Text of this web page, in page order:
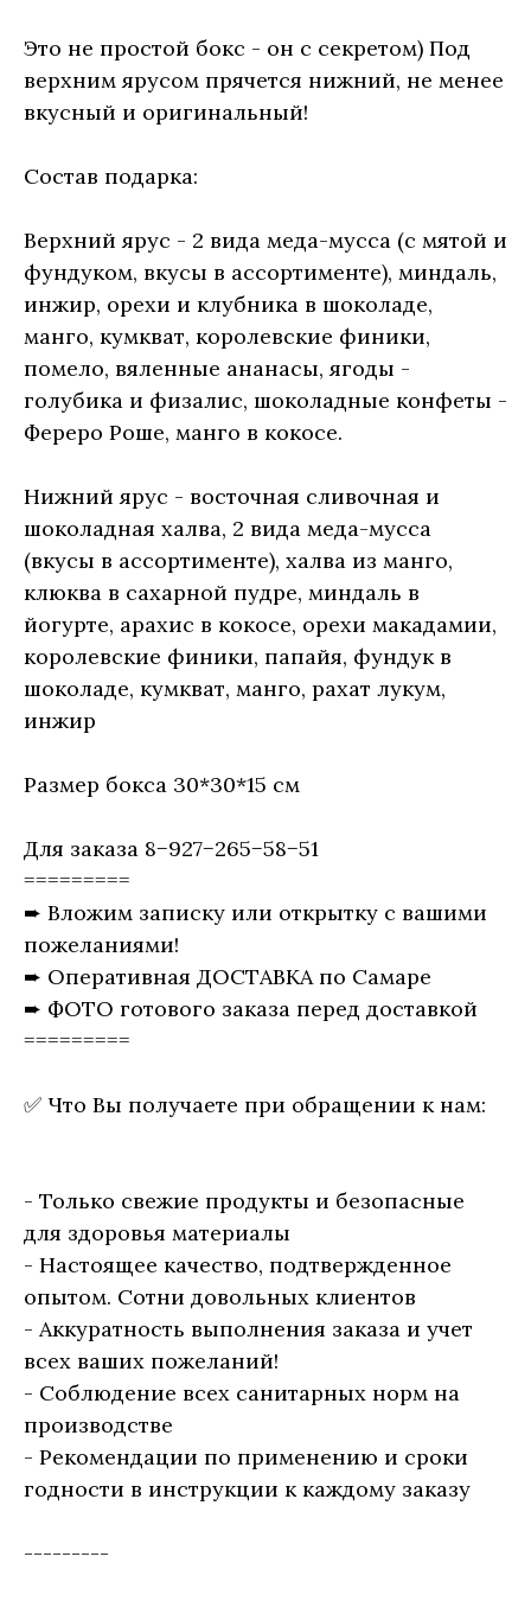
Это не простой бокс - он с секретом) Под
верхним ярусом прячется нижний, не менее
вкусный и оригинальный!
Состав подарка:
Верхний ярус - 2 вида меда-мусса (с мятой и
фундуком, вкусы в ассортименте), миндаль,
инжир, орехи и клубника в шоколаде,
манго, кумкват, королевские финики,
помело, вяленные ананасы, ягоды -
голубика и физалис, шоколадные конфеты -
Фереро Роше, манго в кокосе.
Нижний ярус - восточная сливочная и
шоколадная халва, 2 вида меда-мусса
(вкусы в ассортименте), халва из манго,
клюква в сахарной пудре, миндаль в
йогурте, арахис в кокосе, орехи макадамии,
королевские финики, папайя, фундук в
шоколаде, кумкват, манго, рахат лукум,
инжир
Размер бокса 30*30*15 см
Для заказа 8−927−265−58−51
=========
➨ Вложим записку или открытку с вашими
пожеланиями!
➨ Оперативная ДОСТАВКА по Самаре
➨ ФОТО готового заказа перед доставкой
=========
✅ Что Вы получаете при обращении к нам:
- Только свежие продукты и безопасные
для здоровья материалы
- Настоящее качество, подтвержденное
опытом. Сотни довольных клиентов
- Аккуратность выполнения заказа и учет
всех ваших пожеланий!
- Соблюдение всех санитарных норм на
производстве
- Рекомендации по применению и сроки
годности в инструкции к каждому заказу
---------